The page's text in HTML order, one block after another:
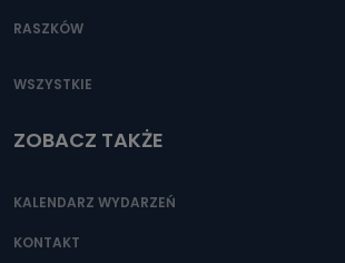
RASZKÓW
WSZYSTKIE
ZOBACZ TAKŻE
KALENDARZ WYDARZEŃ
KONTAKT